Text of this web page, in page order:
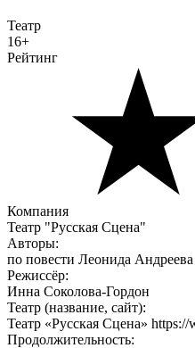
Театр
16+
Рейтинг
Компания
Театр "Русская Сцена"
Авторы:
по повести Леонида
Режиссёр:
Инна Соколова-Гордон
Театр (название, сайт):
Театр «Русская Сцена» https://
Продолжительность: